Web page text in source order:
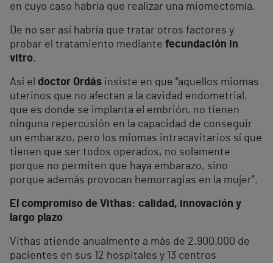
en cuyo caso habría que realizar una miomectomía.
De no ser así habría que tratar otros factores y
probar el tratamiento mediante fecundación in
vitro.
Así el doctor Ordás insiste en que “aquellos miomas
uterinos que no afectan a la cavidad endometrial,
que es donde se implanta el embrión, no tienen
ninguna repercusión en la capacidad de conseguir
un embarazo, pero los miomas intracavitarios sí que
tienen que ser todos operados, no solamente
porque no permiten que haya embarazo, sino
porque además provocan hemorragias en la mujer”.
El compromiso de Vithas: calidad, innovación y
largo plazo
Vithas atiende anualmente a más de 2.900.000 de
pacientes en sus 12 hospitales y 13 centros